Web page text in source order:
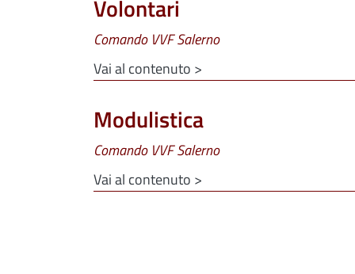
Volontari
Comando VVF Salerno
Vai al contenuto >
Modulistica
Comando VVF Salerno
Vai al contenuto >